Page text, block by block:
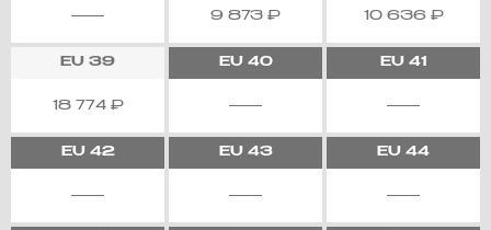
9 873 ₽ 10 636 ₽
EU 39
18 774 ₽
EU40 EU 41
EU42 EU43 EU 44